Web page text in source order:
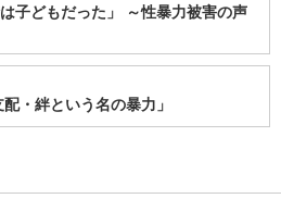
子どもだった」 ～性暴力被害の声
・絆という名の暴力」